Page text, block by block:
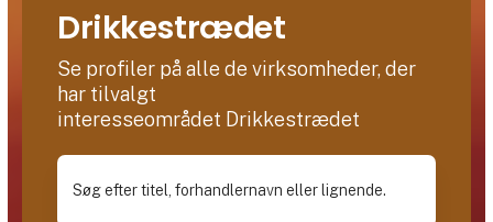
Drikkestrædet
Se profiler på alle de virksomheder, der
har tilvalgt
interesseområdet Drikkestrædet
Søg efter titel, forhandlernavn eller lignende.